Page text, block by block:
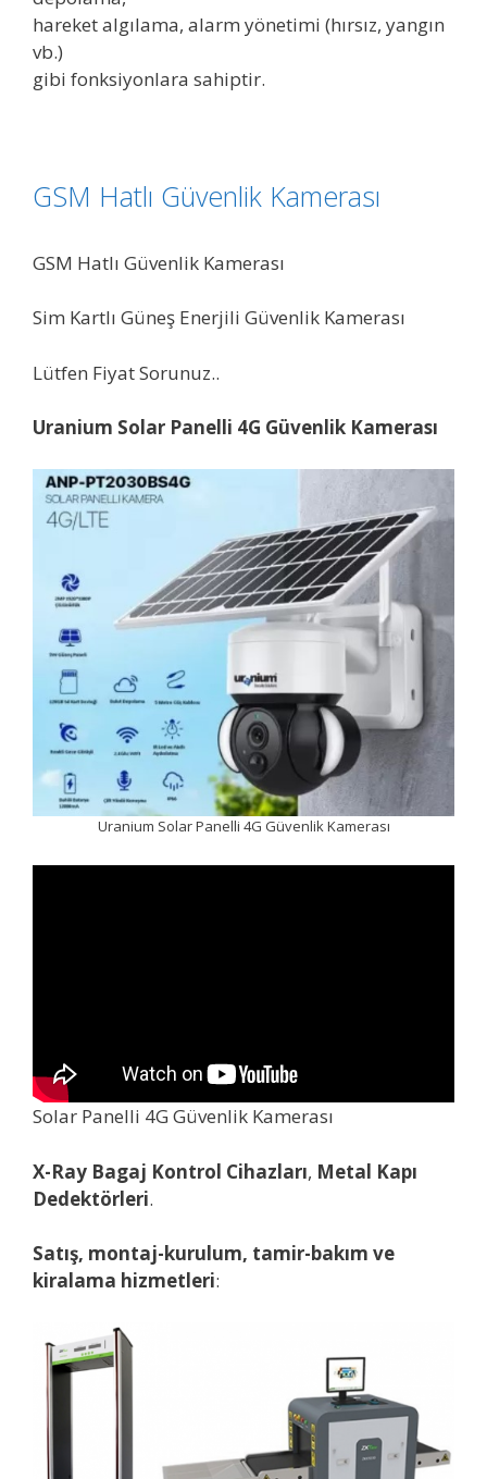
hareket algılama, alarm yönetimi (hırsız, yangın
vb.)
gibi fonksiyonlara sahiptir.
GSM Hatlı Güvenlik Kamerası
GSM Hatlı Güvenlik Kamerası
Sim Kartlı Güneş Enerjili Güvenlik Kamerası
Lütfen Fiyat Sorunuz..
Uranium Solar Panelli 4G Güvenlik Kamerası
Uranium Solar Panelli 4G Güvenlik Kamerası
Solar Panelli 4G Güvenlik Kamerası
X-Ray Bagaj Kontrol Cihazları, Metal Kapı
Dedektörleri.
Satış, montaj-kurulum, tamir-bakım ve
kiralama hizmetleri: